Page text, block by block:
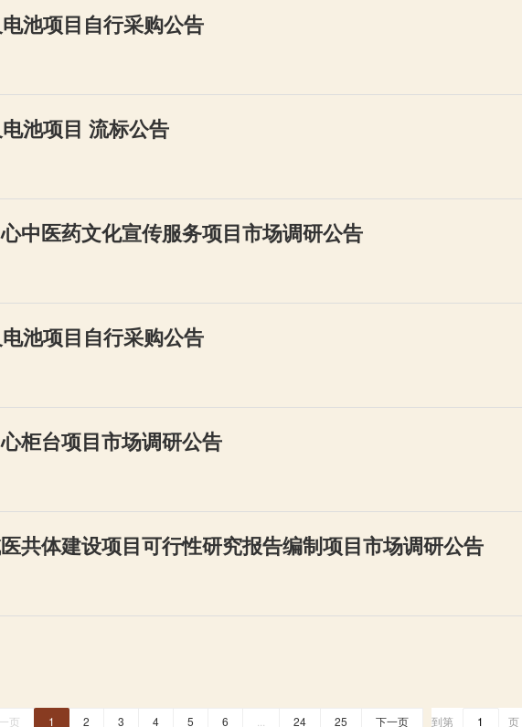
池项目自行采购公告
池项目 流标公告
中医药文化宣传服务项目市场调研公告
池项目自行采购公告
柜台项目市场调研公告
共体建设项目可行性研究报告编制项目市场调研公告
页 1 2 3 4 5 6 24 25 下一页 到第 页